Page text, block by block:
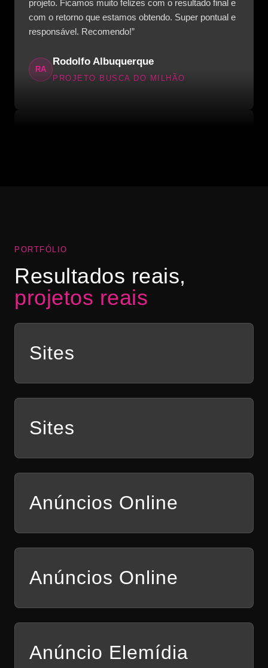
projeto. Ficamos muito felizes com o resultado final e
com o retorno que estamos obtendo. Super pontual e
responsável. Recomendo!”
RA
Rodolfo Albuquerque
PROJETO BUSCA DO MILHÃO
PORTFÓLIO
Resultados reais,
projetos reais
Sites
Sites
Anúncios Online
Anúncios Online
Anúncio Elemídia